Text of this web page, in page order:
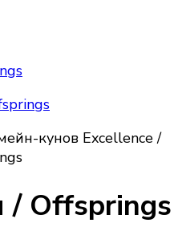
kittens
их красотой,
об их
или приобрести
на условиях Договора
кунов Excellence /
Offsprings